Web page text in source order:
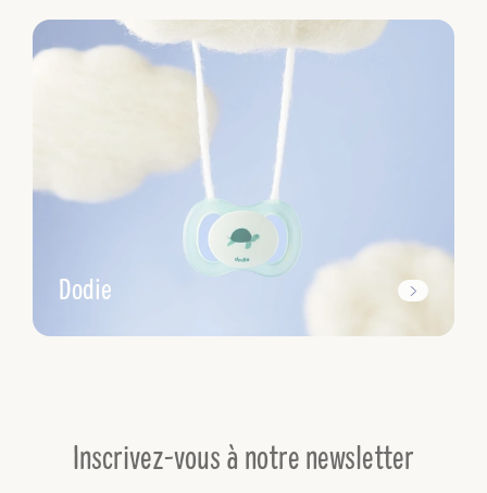
Dodie
Inscrivez-vous à notre newsletter